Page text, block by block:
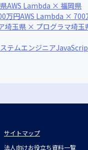
AWS Lambda × 福岡県
万円AWS Lambda × 700
埼玉県 × プログラマ埼玉
テムエンジニア
サイトマップ
法人向けお役立ち資料一覧